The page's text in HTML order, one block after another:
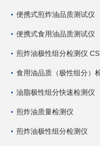
便携式煎炸油品质测试仪
便携式食用油品质测试仪
油脂极性组分快速检测仪
煎炸油质量检测仪
煎炸油极性组分检测仪